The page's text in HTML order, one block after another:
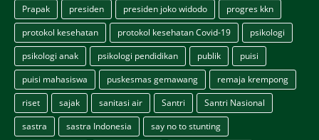
Prapak
presiden presiden joko widodo
progres kkn
protokol kesehatan
protokol kesehatan Covid-19
psikologi
psikologi anak
psikologi pendidikan publik
puisi
puisi mahasiswa
puskesmas gemawang
remaja krempong
riset
sajak sanitasi air Santri
Santri Nasional
sastra
sastra Indonesia
say no to stunting